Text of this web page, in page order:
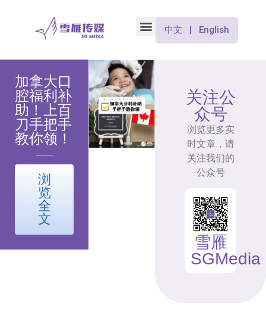
中文 | English
加拿大口
腔福利补
助！上百
刀手把手
教你领！
浏
览
全
文
关注公
众号
浏览更多实
时文章，请
关注我们的
公众号
雪雁
SGMedia